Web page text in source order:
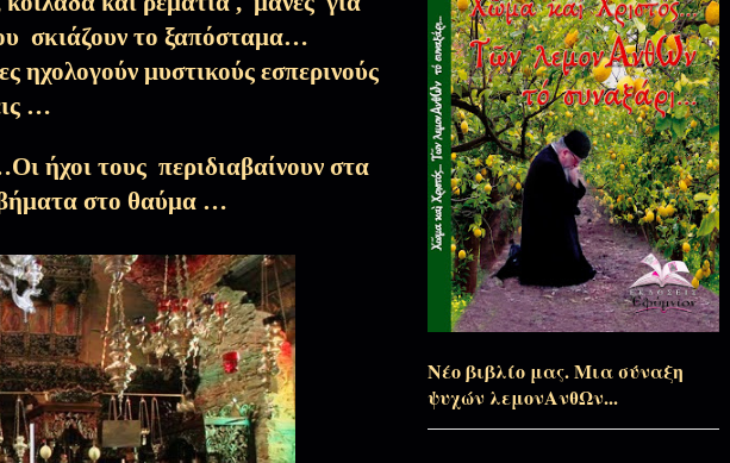
13 Μαρ 2026
Αποσπάσματα Εκπομπών, Τριώδιο-
Σαρακοστή
6 Μαρ 2026
Αποσπάσματα Εκπομπών, Τριώδιο-
Σαρακοστή
Φεβ 2026
Αποσπάσματα Εκπομπών, Τριώδιο-
Σαρακοστή
Φεβ 2026 Γέροντες, Τριώδιο-Σαρακοστή
Φεβ 2026
Αποσπάσματα Εκπομπών, Τριώδιο-
Σαρακοστή
σκιάζουν το ξαπόσταμα…
ηχολογούν μυστικούς εσπερινούς
…
ήχοι τους περιδιαβαίνουν στα
στο θαύμα …
Νέο βιβλίο μας. Μια σύναξη
ψυχών λεμονΑνθΩν...